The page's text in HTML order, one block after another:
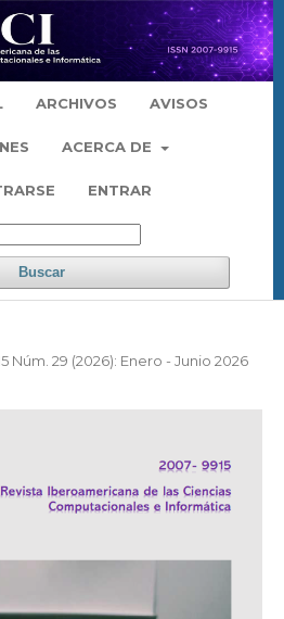
ARCHIVOS AVISOS
ACERCA DE
ENTRAR
Buscar
Núm. 29 (2026): Enero - Junio 2026